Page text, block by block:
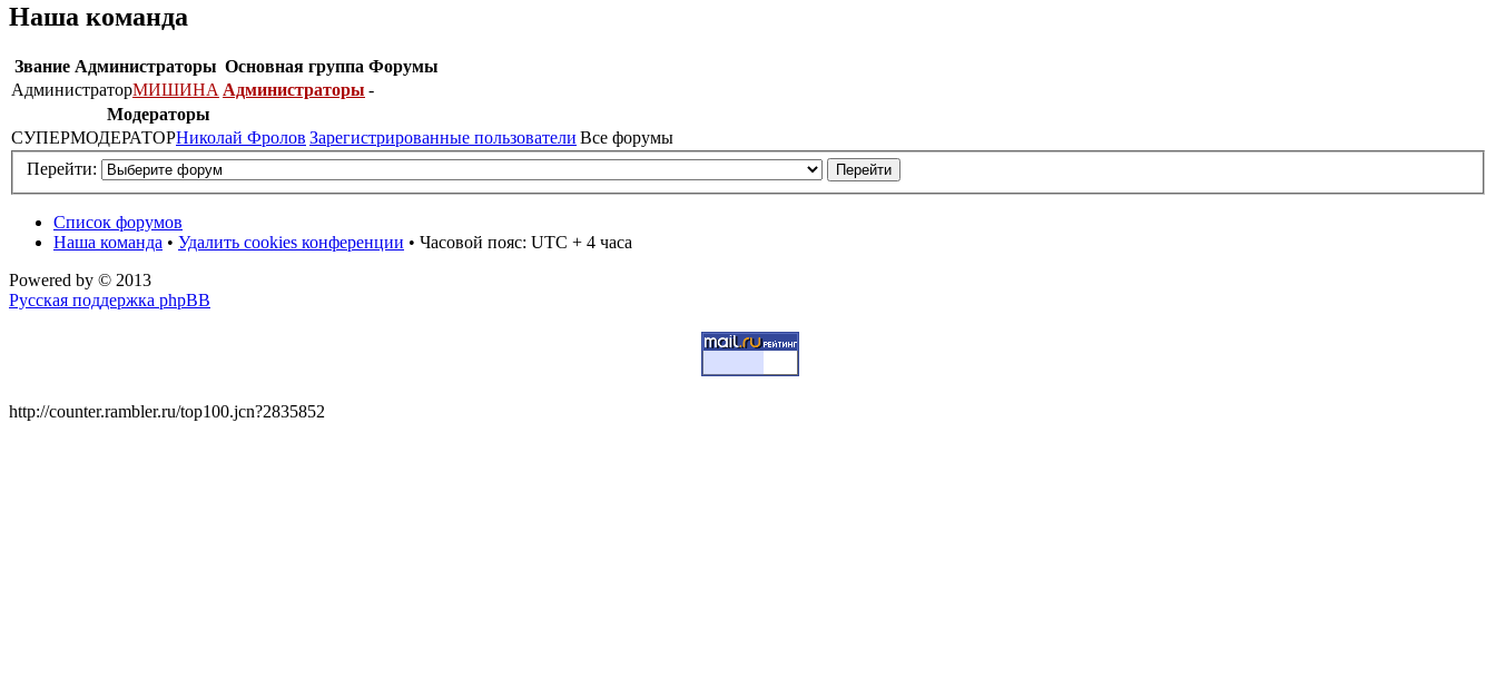
Наша команда
Звание Администраторы Основная группа Форумы
АдминистраторМИШИНА Администраторы -
Модераторы
СУПЕРМОДЕРАТОРНиколай Фролов Зарегистрированные пользователи Все форумы
Перейти:
Список форумов
Наша команда • Удалить cookies конференции • Часовой пояс: UTC + 4 часа
Powered by © 2013
Русская поддержка phpBB
http://counter.rambler.ru/top100.jcn?2835852